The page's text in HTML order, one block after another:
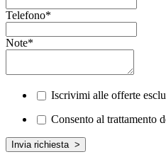
Telefono*
Note*
Iscrivimi alle offerte
Consento al trattamento